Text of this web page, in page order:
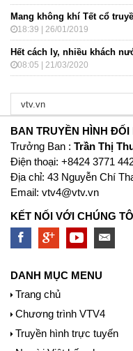
Mang không khí Tết cổ
18:39 | 26/01/2019
Hết cách ly, nhiều khách
08:05 | 21/03/2020
BAN TRUYỀN HÌNH
Trưởng Ban : Trần Thị
Ðiện thoại: +8424 3771
Địa chỉ: 43 Nguyễn Chí
Email: vtv4@vtv.vn
KẾT NỐI VỚI CHÚNG
DANH MỤC MENU
Trang chủ
Chương trình VTV4
Truyền hình trực tuyến